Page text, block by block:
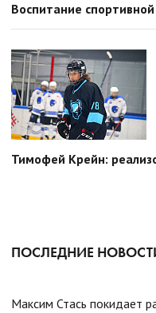
Воспитание
Тимофей Крейн:
ПОСЛЕДНИЕ
Максим Стась покидает